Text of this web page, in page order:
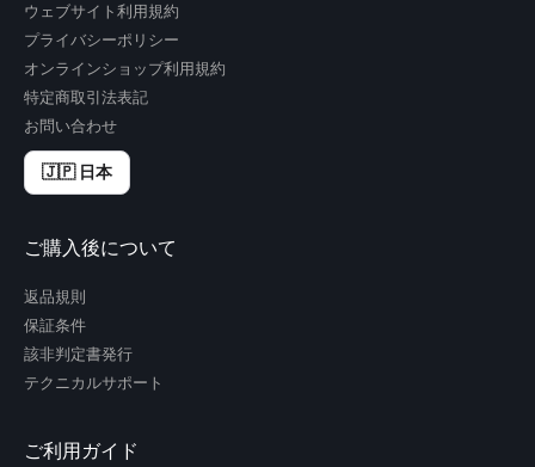
ウェブサイト利用規約
プライバシーポリシー
オンラインショップ利用規約
特定商取引法表記
お問い合わせ
🇯🇵 日本
ご購入後について
返品規則
保証条件
該非判定書発行
テクニカルサポート
ご利用ガイド